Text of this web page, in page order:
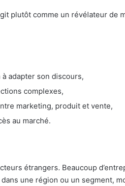
plutôt comme un révélateur de
à adapter son discours,
complexes,
marketing, produit et vente,
au marché.
étrangers. Beaucoup
une région ou un segment,